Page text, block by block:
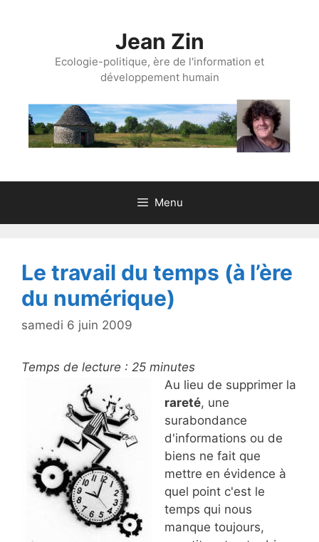
Jean Zin
Ecologie-politique, ère de l'information et
développement humain
Menu
Le travail du temps (à l’ère
du numérique)
samedi 6 juin 2009
Temps de lecture : 25 minutes
Au lieu de supprimer la
rareté, une
surabondance
d'informations ou de
biens ne fait que
mettre en évidence à
quel point c'est le
temps qui nous
manque toujours,